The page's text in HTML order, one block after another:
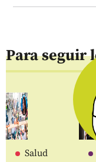
Para seguir
Salud